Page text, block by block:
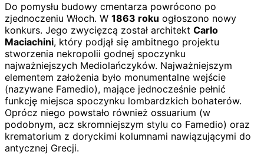
Do pomysłu budowy cmentarza powrócono po
zjednoczeniu Włoch. W 1863 roku ogłoszono nowy
konkurs. Jego zwycięzcą został architekt Carlo
Maciachini, który podjął się ambitnego projektu
stworzenia nekropolii godnej spoczynku
najważniejszych Mediolańczyków. Najważniejszym
elementem założenia było monumentalne wejście
(nazywane Famedio), mające jednocześnie pełnić
funkcję miejsca spoczynku lombardzkich bohaterów.
Oprócz niego powstało również ossuarium (w
podobnym, acz skromniejszym stylu co Famedio) oraz
krematorium z doryckimi kolumnami nawiązującymi do
antycznej Grecji.